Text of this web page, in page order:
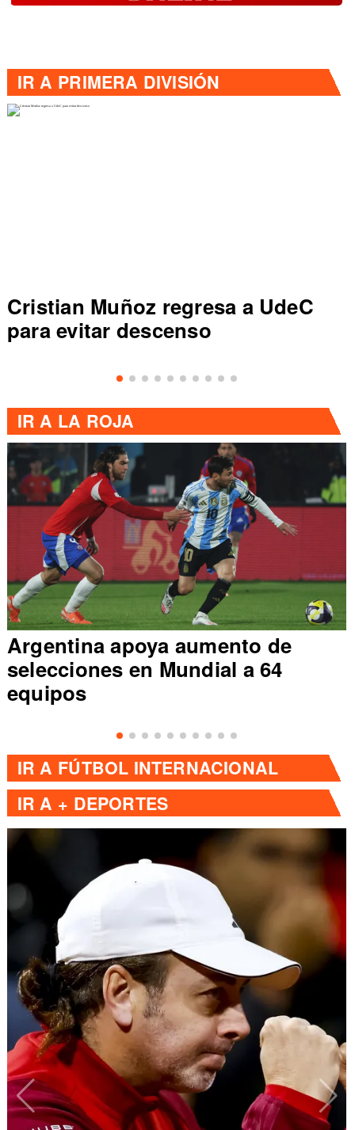
IR A PRIMERA DIVISIÓN
Muñoz regresa a UdeC
evitar descenso
IR A LA ROJA
Argentina apoya aumento de
selecciones en Mundial a 64
equipos
IR A FÚTBOL INTERNACIONAL
IR A + DEPORTES